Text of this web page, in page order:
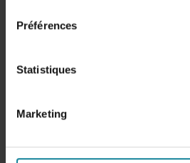
Préférences
Statistiques
Marketing